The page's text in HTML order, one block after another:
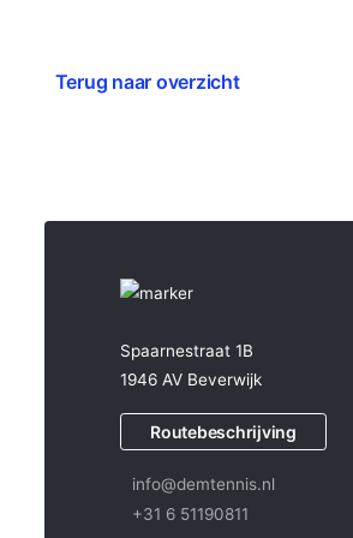
Terug naar overzicht
Spaarnestraat 1B
1946 AV Beverwijk
Routebeschrijving
info@demtennis.nl
+31 6 51190811